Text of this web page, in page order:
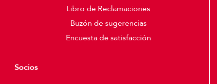
Libro de Reclamaciones
Buzón de sugerencias
Encuesta de satisfacción
Socios